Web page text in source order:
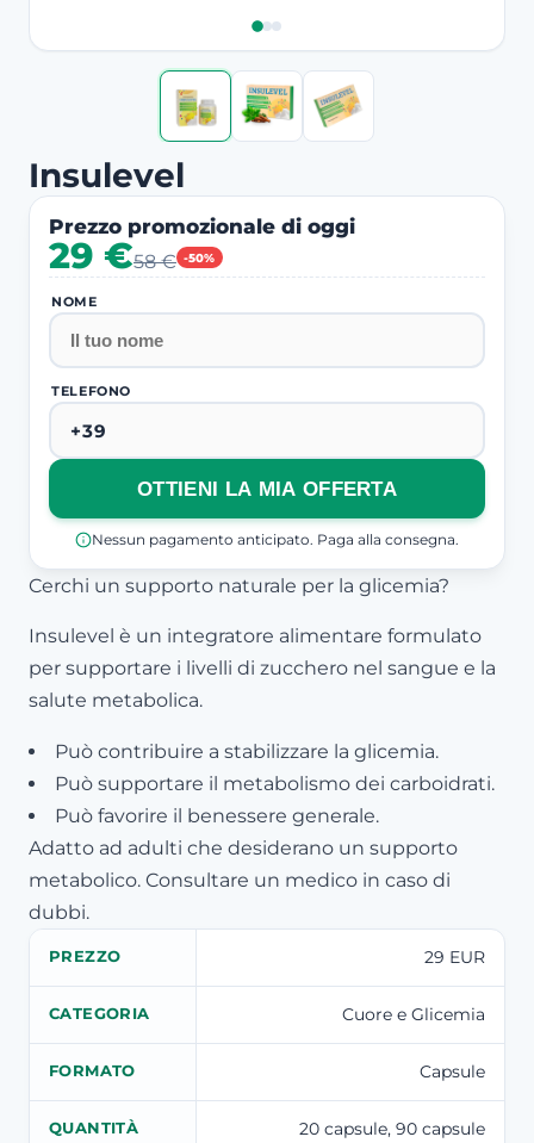
Insulevel
Prezzo promozionale di oggi
-50%
29 €58 €
NOME
TELEFONO
OTTIENI LA MIA OFFERTA
Nessun pagamento anticipato. Paga alla consegna.
Cerchi un supporto naturale per la glicemia?
Insulevel è un integratore alimentare formulato
per supportare i livelli di zucchero nel sangue e la
salute metabolica.
Può contribuire a stabilizzare la glicemia.
Può supportare il metabolismo dei carboidrati.
Può favorire il benessere generale.
Adatto ad adulti che desiderano un supporto
metabolico. Consultare un medico in caso di
dubbi.
PREZZO 29 EUR
CATEGORIA Cuore e Glicemia
FORMATO Capsule
QUANTITÀ 20 capsule, 90 capsule